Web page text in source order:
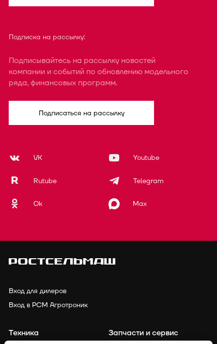
Подписка на рассылку:
Подписывайтесь на рассылку новостей
компании и событий по обновлению модельного
ряда, финансовых программ.
Подписаться на рассылку
VK Youtube
Rutube Telegram
Ok Max
Вход для дилеров
Вход в РСМ Агротроник
Техника
Запчасти и сервис